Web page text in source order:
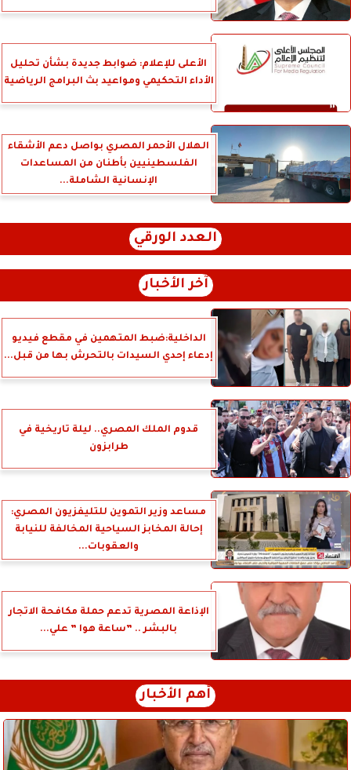
الأعلى للإعلام: ضوابط جديدة بشأن تحليل
الأداء التحكيمي ومواعيد بث البرامج الرياضية
الهلال الأحمر المصري بواصل دعم الأشقاء
الفلسطينيين بأطنان من المساعدات
الإنسانية الشاملة...
العدد الورقي
آخر الأخبار
الداخلية:ضبط المتهمين في مقطع فيديو
إدعاء إحدي السيدات بالتحرش بها من قبل...
قدوم الملك المصري.. ليلة تاريخية في
طرابزون
مساعد وزير التموين للتليفزيون المصري:
إحالة المخابز السياحية المخالفة للنيابة
والعقوبات...
الإذاعة المصرية تدعم حملة مكافحة الاتجار
بالبشر .. ”ساعة هوا ” علي...
أهم الأخبار